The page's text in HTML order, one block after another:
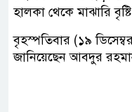
হালকা থেকে মাঝারি
বৃহস্পতিবার (১৯
জানিয়েছেন আবদুর